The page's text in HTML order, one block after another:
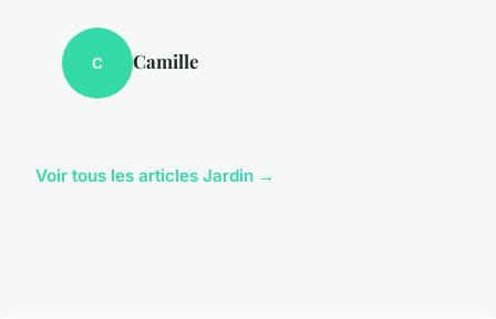
C Camille
Voir tous les articles Jardin →